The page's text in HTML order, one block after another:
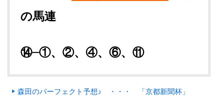
の馬連
⑭─①、②、④、⑥、⑪
森田のパーフェクト予想♪ ・・・ 「京都新聞杯」